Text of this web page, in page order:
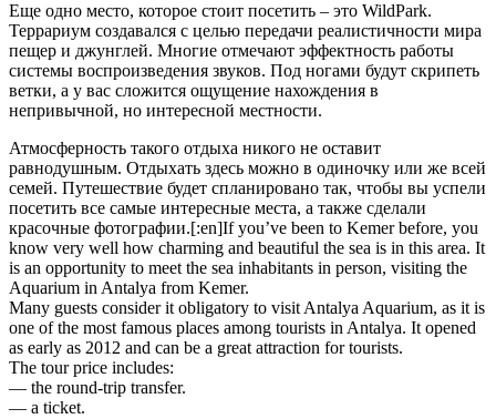
Еще одно место, которое стоит посетить – это WildPark.
Террариум создавался с целью передачи реалистичности мира
пещер и джунглей. Многие отмечают эффектность работы
системы воспроизведения звуков. Под ногами будут скрипеть
ветки, а у вас сложится ощущение нахождения в
непривычной, но интересной местности.
Атмосферность такого отдыха никого не оставит
равнодушным. Отдыхать здесь можно в одиночку или же всей
семей. Путешествие будет спланировано так, чтобы вы успели
посетить все самые интересные места, а также сделали
красочные фотографии.[:en]If you’ve been to Kemer before, you
know very well how charming and beautiful the sea is in this area. It
is an opportunity to meet the sea inhabitants in person, visiting the
Aquarium in Antalya from Kemer.
Many guests consider it obligatory to visit Antalya Aquarium, as it is
one of the most famous places among tourists in Antalya. It opened
as early as 2012 and can be a great attraction for tourists.
The tour price includes:
— the round-trip transfer.
— a ticket.